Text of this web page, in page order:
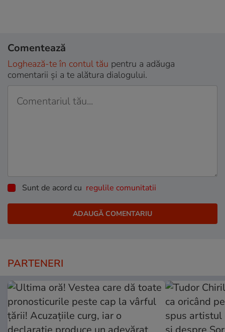
Comentează
Loghează-te în contul tău pentru a adăuga
comentarii și a te alătura dialogului.
Sunt de acord cu regulile comunitatii
PARTENERI